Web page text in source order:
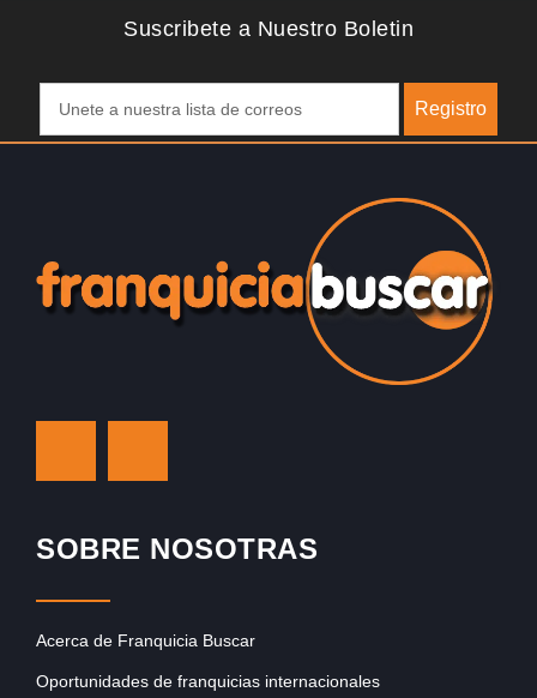
Suscribete a Nuestro Boletin
Registro
SOBRE NOSOTRAS
Acerca de Franquicia Buscar
Oportunidades de franquicias internacionales